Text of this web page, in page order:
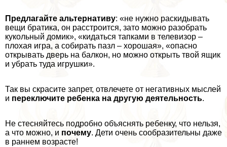
Предлагайте альтернативу: «не нужно раскидывать
вещи братика, он расстроится, зато можно разобрать
кукольный домик», «кидаться тапками в телевизор –
плохая игра, а собирать пазл – хорошая», «опасно
открывать дверь на балкон, но можно открыть твой ящик
и убрать туда игрушки».
Так вы скрасите запрет, отвлечете от негативных мыслей
и переключите ребенка на другую деятельность.
Не стесняйтесь подробно объяснять ребенку, что нельзя,
а что можно, и почему. Дети очень сообразительны даже
в раннем возрасте!